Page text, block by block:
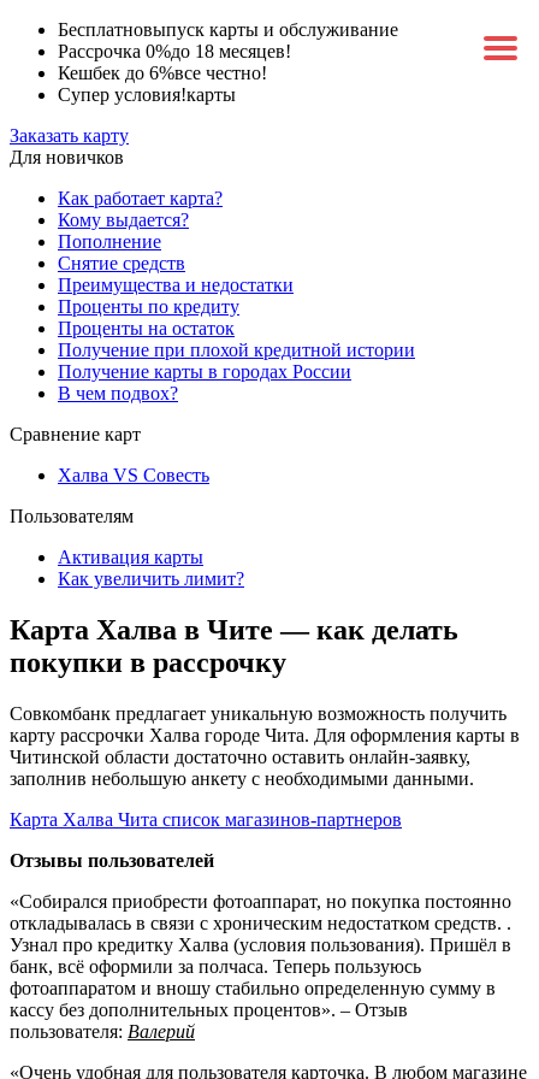
Бесплатновыпуск карты и обслуживание
Рассрочка 0%до 18 месяцев!
Кешбек до 6%все честно!
Супер условия!карты
Заказать карту
Для новичков
Как работает карта?
Кому выдается?
Пополнение
Снятие средств
Преимущества и недостатки
Проценты по кредиту
Проценты на остаток
Получение при плохой кредитной истории
Получение карты в городах России
В чем подвох?
Сравнение карт
Халва VS Совесть
Пользователям
Активация карты
Как увеличить лимит?
Карта Халва в Чите — как делать
покупки в рассрочку
Совкомбанк предлагает уникальную возможность получить
карту рассрочки Халва городе Чита. Для оформления карты в
Читинской области достаточно оставить онлайн-заявку,
заполнив небольшую анкету с необходимыми данными.
Карта Халва Чита список магазинов-партнеров
Отзывы пользователей
«Собирался приобрести фотоаппарат, но покупка постоянно
откладывалась в связи с хроническим недостатком средств. .
Узнал про кредитку Халва (условия пользования). Пришёл в
банк, всё оформили за полчаса. Теперь пользуюсь
фотоаппаратом и вношу стабильно определенную сумму в
кассу без дополнительных процентов». – Отзыв
пользователя: Валерий
«Очень удобная для пользователя карточка. В любом магазине